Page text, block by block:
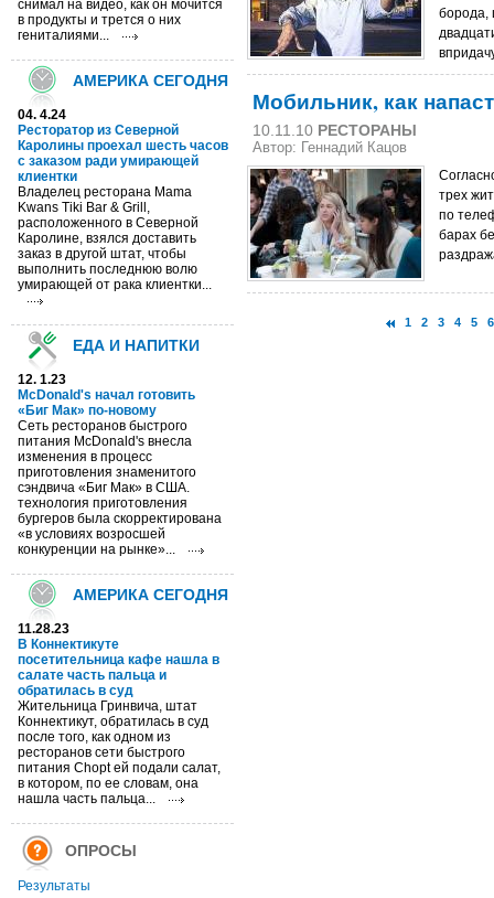
снимал на видео, как он мочится
в продукты и трется о них
гениталиями...
АМЕРИКА СЕГОДНЯ
04. 4.24
Ресторатор из Северной
Каролины проехал шесть часов
с заказом ради умирающей
клиентки
Владелец ресторана Mama
Kwans Tiki Bar & Grill,
расположенного в Северной
Каролине, взялся доставить
заказ в другой штат, чтобы
выполнить последнюю волю
умирающей от рака клиентки...
ЕДА И НАПИТКИ
12. 1.23
McDonald's начал готовить
«Биг Мак» по-новому
Сеть ресторанов быстрого
питания McDonald's внесла
изменения в процесс
приготовления знаменитого
сэндвича «Биг Мак» в США.
технология приготовления
бургеров была скорректирована
«в условиях возросшей
конкуренции на рынке»...
АМЕРИКА СЕГОДНЯ
11.28.23
В Коннектикуте
посетительница кафе нашла в
салате часть пальца и
обратилась в суд
Жительница Гринвича, штат
Коннектикут, обратилась в суд
после того, как одном из
ресторанов сети быстрого
питания Chopt ей подали салат,
в котором, по ее словам, она
нашла часть пальца...
ОПРОСЫ
Результаты
борода,
Мобильник, как
10.11.10 РЕСТОРАНЫ
Автор:
Геннадий Кацов
трех
по
барах
1 2 3 4 5 6